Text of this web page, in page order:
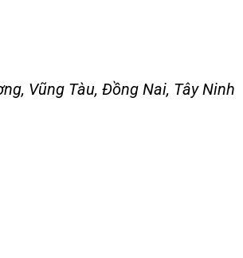
Vũng Tàu, Đồng Nai, Tây Ninh